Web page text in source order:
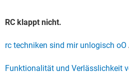
RC klappt nicht.
rc techniken sind mir unlogisch oO
Funktionalität und Verlässlichkeit